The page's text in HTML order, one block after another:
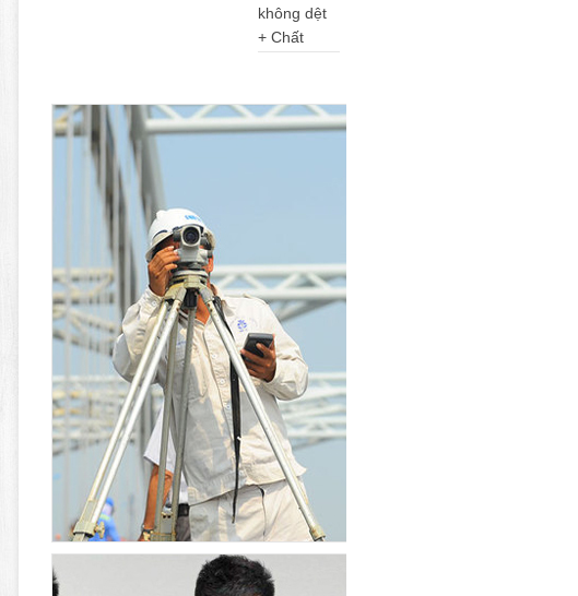
không dệt
+ Chất